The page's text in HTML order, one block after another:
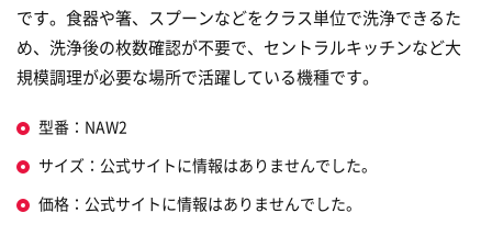
です。食器や箸、スプーンなどをクラス単位で洗浄できるた
め、洗浄後の枚数確認が不要で、セントラルキッチンなど大
規模調理が必要な場所で活躍している機種です。
型番：NAW2
サイズ：公式サイトに情報はありませんでした。
価格：公式サイトに情報はありませんでした。